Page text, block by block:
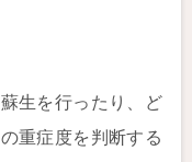
生を行ったり、ど
重症度を判断する